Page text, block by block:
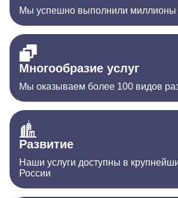
Мы успешно выполнили миллионы
Многообразие услуг
Мы оказываем более 100 видов
Развитие
Наши услуги доступны в
России